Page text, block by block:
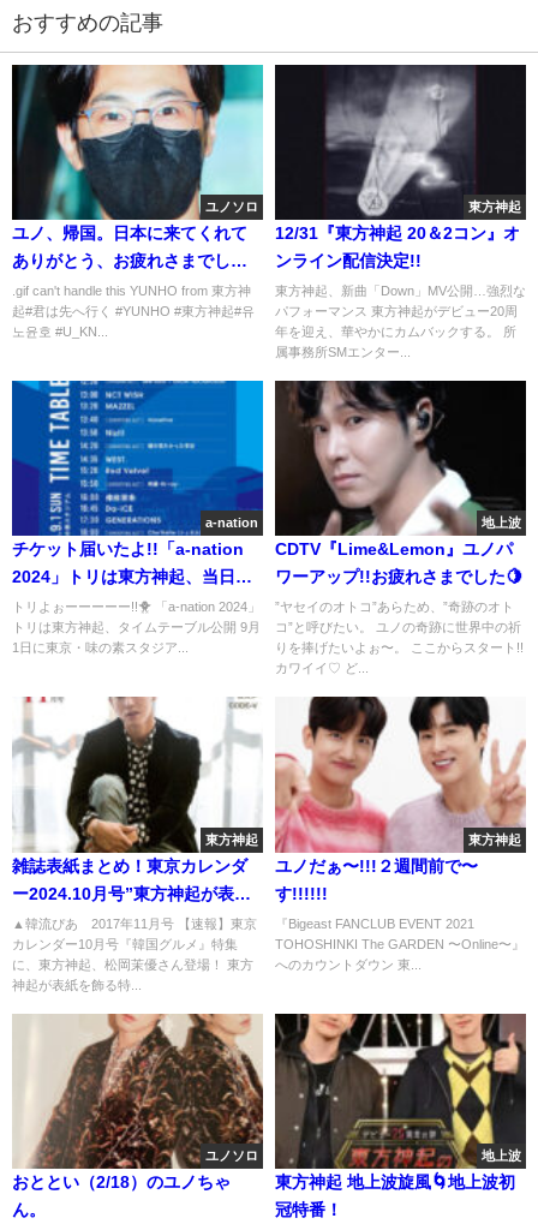
おすすめの記事
ユノソロ
ユノ、帰国。日本に来てくれて
ありがとう、お疲れさまでし
た。
.gif can't handle this YUNHO from 東方神
起#君は先へ行く #YUNHO #東方神起#유
노윤호 #U_KN...
東方神起
12/31『東方神起 20＆2コン』オ
ンライン配信決定!!
東方神起、新曲「Down」MV公開…強烈な
パフォーマンス 東方神起がデビュー20周
年を迎え、華やかにカムバックする。 所
属事務所SMエンター...
a-nation
チケット届いたよ!!「a-nation
2024」トリは東方神起、当日の
タイムテーブル公開
トリよぉーーーーー!!🐥 「a-nation 2024」
トリは東方神起、タイムテーブル公開 9月
1日に東京・味の素スタジア...
地上波
CDTV『Lime&Lemon』ユノパ
ワーアップ!!お疲れさまでした🍋
”ヤセイのオトコ”あらため、”奇跡のオト
コ”と呼びたい。 ユノの奇跡に世界中の祈
りを捧げたいよぉ〜。 ここからスタート!!
カワイイ♡ ど...
東方神起
雑誌表紙まとめ！東京カレンダ
ー2024.10月号”東方神起が表紙
を飾る”
▲韓流ぴあ 2017年11月号 【速報】東京
カレンダー10月号『韓国グルメ』特集
に、東方神起、松岡茉優さん登場！ 東方
神起が表紙を飾る特...
東方神起
ユノだぁ〜!!!２週間前で〜
す!!!!!!
『Bigeast FANCLUB EVENT 2021
TOHOSHINKI The GARDEN 〜Online〜』
へのカウントダウン 東...
ユノソロ
おととい（2/18）のユノちゃ
ん。
地上波
東方神起 地上波旋風🌀地上波初
冠特番！